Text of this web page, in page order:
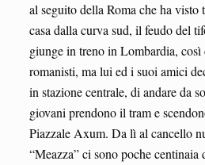
al seguito della Roma che ha visto
casa dalla curva sud, il feudo del
giunge in treno in Lombardia, così
romanisti, ma lui ed i suoi amici
in stazione centrale, di andare da
giovani prendono il tram e
Piazzale Axum. Da lì al cancello
“Meazza” ci sono poche centinaia